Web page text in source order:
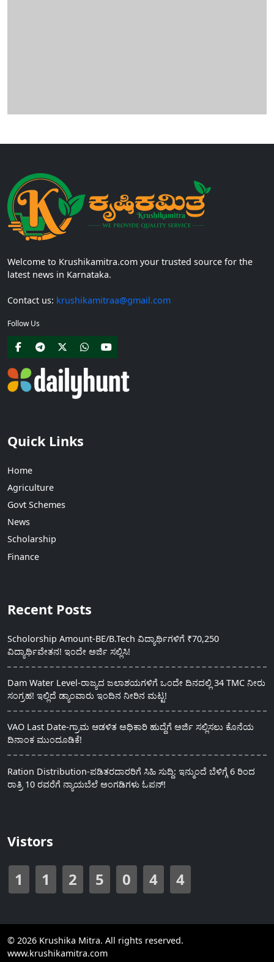
Welcome to Krushikamitra.com your trusted source for the
latest news in Karnataka.
Contact us: krushikamitraa@gmail.com
Follow Us
Quick Links
Home
Agriculture
Govt Schemes
News
Scholarship
Finance
Recent Posts
Scholorship Amount-BE/B.Tech ವಿದ್ಯಾರ್ಥಿಗಳಿಗೆ ₹70,250
ವಿದ್ಯಾರ್ಥಿವೇತನ! ಇಂದೇ ಅರ್ಜಿ ಸಲ್ಲಿಸಿ!
Dam Water Level-ರಾಜ್ಯದ ಜಲಾಶಯಗಳಿಗೆ ಒಂದೇ ದಿನದಲ್ಲಿ 34 TMC ನೀರು
ಸಂಗ್ರಹ! ಇಲ್ಲಿದೆ ಡ್ಯಾಂವಾರು ಇಂದಿನ ನೀರಿನ ಮಟ್ಟ!
VAO Last Date-ಗ್ರಾಮ ಆಡಳಿತ ಅಧಿಕಾರಿ ಹುದ್ದೆಗೆ ಅರ್ಜಿ ಸಲ್ಲಿಸಲು ಕೊನೆಯ
ದಿನಾಂಕ ಮುಂದೂಡಿಕೆ!
Ration Distribution-ಪಡಿತರದಾರರಿಗೆ ಸಿಹಿ ಸುದ್ದಿ: ಇನ್ಮುಂದೆ ಬೆಳಿಗ್ಗೆ 6 ರಿಂದ
ರಾತ್ರಿ 10 ರವರೆಗೆ ನ್ಯಾಯಬೆಲೆ ಅಂಗಡಿಗಳು ಓಪನ್!
Vistors
1 1 2 5 0 4 4
© 2026 Krushika Mitra. All rights reserved.
www.krushikamitra.com